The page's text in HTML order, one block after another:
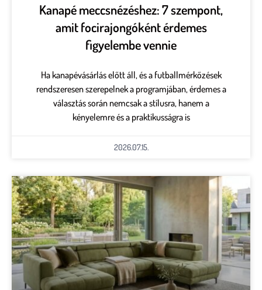
Kanapé meccsnézéshez: 7 szempont,
amit focirajongóként érdemes
figyelembe vennie
Ha kanapévásárlás előtt áll, és a futballmérkőzések
rendszeresen szerepelnek a programjában, érdemes a
választás során nemcsak a stílusra, hanem a
kényelemre és a praktikusságra is
2026.07.15.